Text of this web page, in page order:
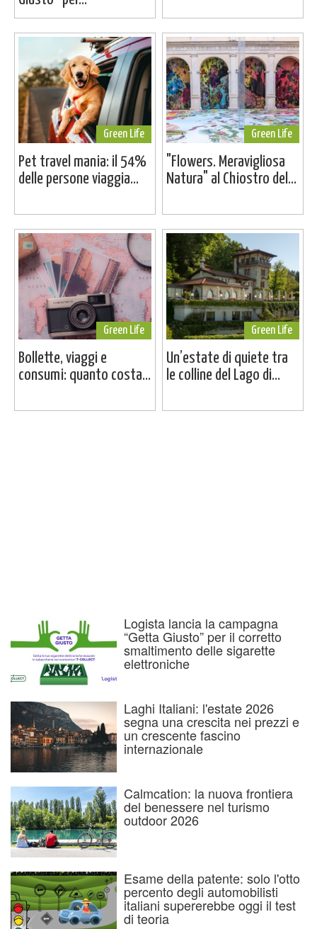
Green Life
Pet travel mania: il 54%
delle persone viaggia...
Green Life
"Flowers. Meravigliosa
Natura" al Chiostro del...
Green Life
Bollette, viaggi e
consumi: quanto costa...
Green Life
Un’estate di quiete tra
le colline del Lago di...
Logista lancia la campagna
“Getta Giusto” per il corretto
smaltimento delle sigarette
elettroniche
Laghi Italiani: l'estate 2026
segna una crescita nei prezzi e
un crescente fascino
internazionale
Calmcation: la nuova frontiera
del benessere nel turismo
outdoor 2026
Esame della patente: solo l'otto
percento degli automobilisti
italiani supererebbe oggi il test
di teoria